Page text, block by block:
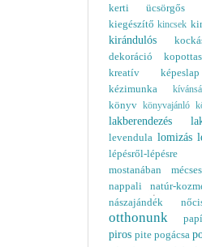
kerti ücsörgős
kiegészítő kincsek
kirándulós
dekoráció
kopottas
kreatív
képeslap
kézimunka
könyv könyvajánló
lakberendezés
levendula lomizás
lépésről-lépésre
mostanában
mécses
nappali natúr-
nászajándék
otthonunk
piros pite pogácsa